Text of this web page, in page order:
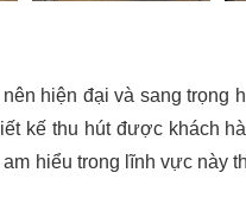
hiện đại và sang trọng
kế thu hút được khách
hiểu trong lĩnh vực